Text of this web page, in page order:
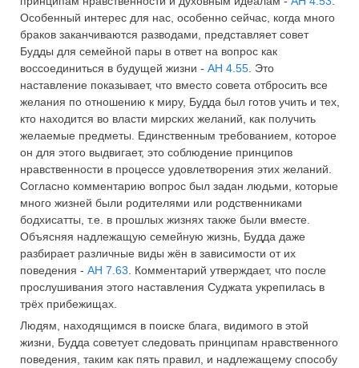
Особенный интерес для нас, особенно сейчас, когда много
браков заканчиваются разводами, представляет совет
Будды для семейной пары в ответ на вопрос как
воссоединиться в будущей жизни - АН 4.55 . Это
наставление показывает, что вместо совета отбросить все
желания по отношению к миру, Будда был готов учить и тех,
кто находится во власти мирских желаний, как получить
желаемые предметы. Единственным требованием, которое
он для этого выдвигает, это соблюдение принципов
нравственности в процессе удовлетворения этих желаний.
Согласно комментарию вопрос был задан людьми, которые
много жизней были родителями или родственниками
бодхисатты, т.е. в прошлых жизнях также были вместе.
Объясняя надлежащую семейную жизнь, Будда даже
разбирает различные виды жён в зависимости от их
поведения - АН 7.63 . Комментарий утверждает, что после
прослушивания этого наставления Суджата укрепилась в
трёх прибежищах.
Людям, находящимся в поиске блага, видимого в этой
жизни, Будда советует следовать принципам нравственного
поведения, таким как пять правил, и надлежащему способу